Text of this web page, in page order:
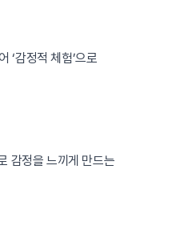
‘감정적 체험’으로
감정을 느끼게 만드는